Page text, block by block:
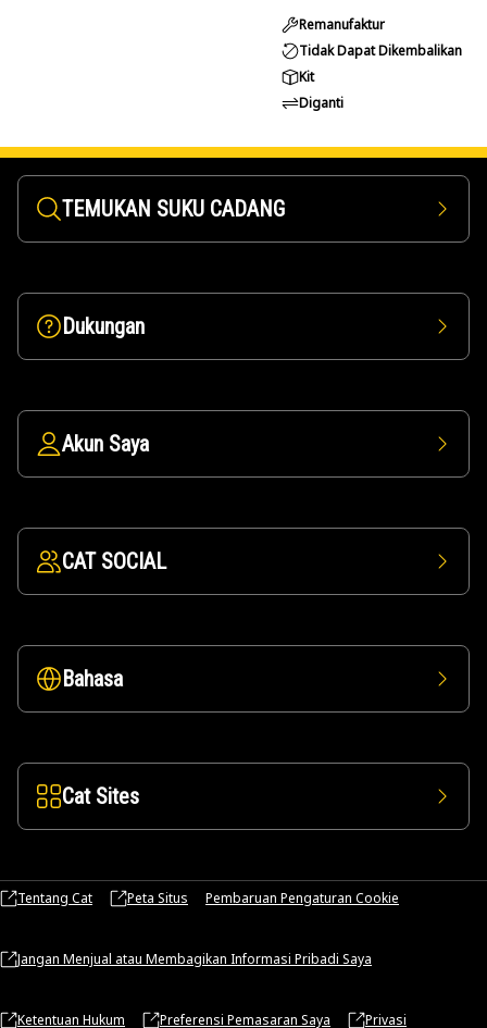
Remanufaktur
Tidak Dapat Dikembalikan
Kit
Diganti
TEMUKAN SUKU CADANG
Dukungan
Akun Saya
CAT SOCIAL
Bahasa
Cat Sites
Tentang Cat Peta Situs Pembaruan Pengaturan Cookie
Jangan Menjual atau Membagikan Informasi Pribadi Saya
Ketentuan Hukum Preferensi Pemasaran Saya Privasi